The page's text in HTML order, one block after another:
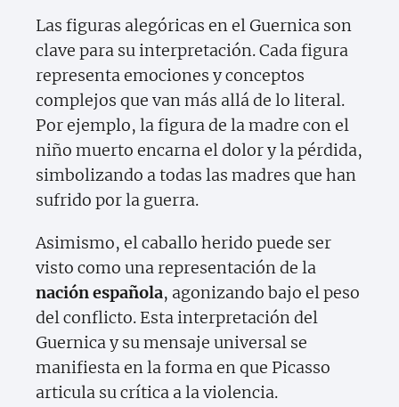
Las figuras alegóricas en el Guernica son
clave para su interpretación. Cada figura
representa emociones y conceptos
complejos que van más allá de lo literal.
Por ejemplo, la figura de la madre con el
niño muerto encarna el dolor y la pérdida,
simbolizando a todas las madres que han
sufrido por la guerra.
Asimismo, el caballo herido puede ser
visto como una representación de la
nación española, agonizando bajo el peso
del conflicto. Esta interpretación del
Guernica y su mensaje universal se
manifiesta en la forma en que Picasso
articula su crítica a la violencia.